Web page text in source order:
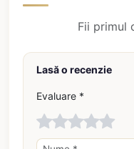
Fii primul
Lasă o recenzie
Evaluare *